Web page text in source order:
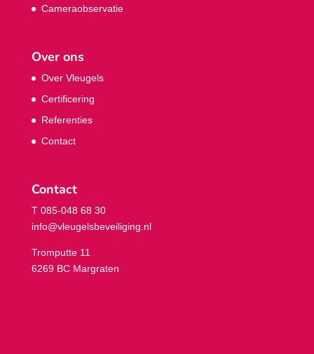
Cameraobservatie
Over ons
Over Vleugels
Certificering
Referenties
Contact
Contact
T 085-048 68 30
info@vleugelsbeveiliging.nl
Tromputte 11
6269 BC Margraten